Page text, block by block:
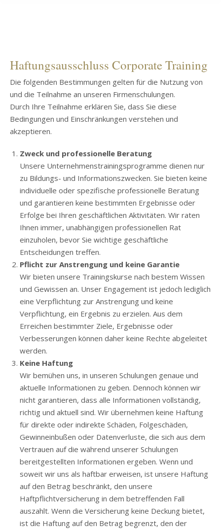
Haftungsausschluss Corporate Training
Die folgenden Bestimmungen gelten für die Nutzung von
und die Teilnahme an unseren Firmenschulungen.
Durch Ihre Teilnahme erklären Sie, dass Sie diese
Bedingungen und Einschränkungen verstehen und
akzeptieren.
Zweck und professionelle Beratung
Unsere Unternehmenstrainingsprogramme dienen nur
zu Bildungs- und Informationszwecken. Sie bieten keine
individuelle oder spezifische professionelle Beratung
und garantieren keine bestimmten Ergebnisse oder
Erfolge bei Ihren geschäftlichen Aktivitäten. Wir raten
Ihnen immer, unabhängigen professionellen Rat
einzuholen, bevor Sie wichtige geschäftliche
Entscheidungen treffen.
Pflicht zur Anstrengung und keine Garantie
Wir bieten unsere Trainingskurse nach bestem Wissen
und Gewissen an. Unser Engagement ist jedoch lediglich
eine Verpflichtung zur Anstrengung und keine
Verpflichtung, ein Ergebnis zu erzielen. Aus dem
Erreichen bestimmter Ziele, Ergebnisse oder
Verbesserungen können daher keine Rechte abgeleitet
werden.
Keine Haftung
Wir bemühen uns, in unseren Schulungen genaue und
aktuelle Informationen zu geben. Dennoch können wir
nicht garantieren, dass alle Informationen vollständig,
richtig und aktuell sind. Wir übernehmen keine Haftung
für direkte oder indirekte Schäden, Folgeschäden,
Gewinneinbußen oder Datenverluste, die sich aus dem
Vertrauen auf die während unserer Schulungen
bereitgestellten Informationen ergeben. Wenn und
soweit wir uns als haftbar erweisen, ist unsere Haftung
auf den Betrag beschränkt, den unsere
Haftpflichtversicherung in dem betreffenden Fall
auszahlt. Wenn die Versicherung keine Deckung bietet,
ist die Haftung auf den Betrag begrenzt, den der